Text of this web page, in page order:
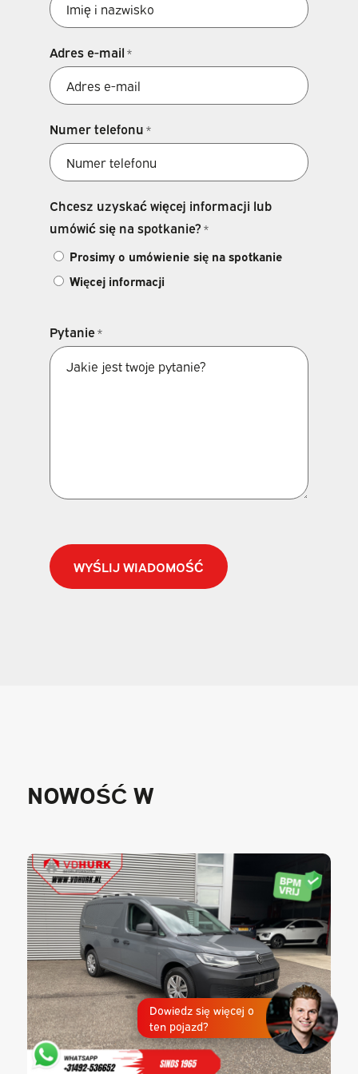
Dowiedz się więcej o
ten pojazd?
Adres e-mail *
Numer telefonu *
Chcesz uzyskać więcej informacji lub
umówić się na spotkanie? *
Prosimy o umówienie się na spotkanie
Więcej informacji
Pytanie*
NOWOŚĆ W